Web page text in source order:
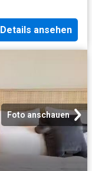
Details ansehen
Foto anschauen